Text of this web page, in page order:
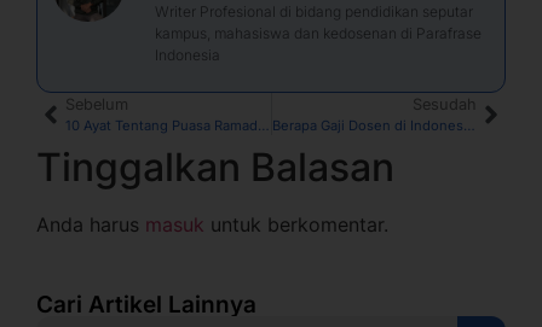
Writer Profesional di bidang pendidikan seputar
kampus, mahasiswa dan kedosenan di Parafrase
Indonesia
Sebelum
10 Ayat Tentang Puasa Ramadhan Latin, Arab dan Terjemahannya
Sesudah
Berapa Gaji Dosen di Indonesia? Besaran dan Tunjangannya
Tinggalkan Balasan
Anda harus masuk untuk berkomentar.
Cari Artikel Lainnya